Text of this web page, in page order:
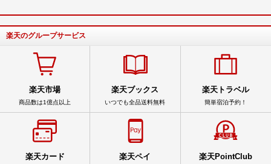
楽天のグループサービス
楽天市場
商品数は1億点以上
楽天ブックス
いつでも全品送料無料
楽天トラベル
簡単宿泊予約！
楽天カード 楽天ペイ 楽天PointClub